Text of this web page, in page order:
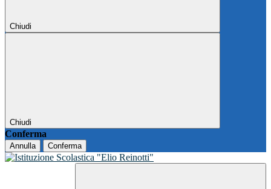
Chiudi
Chiudi
Conferma
Annulla Conferma